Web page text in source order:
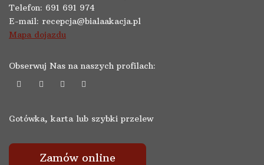
Telefon: 691 691 974
E-mail: recepcja@bialaakacja.pl
Mapa dojazdu
Obserwuj Nas na naszych profilach:
Gotówka, karta lub szybki przelew
Zamów online